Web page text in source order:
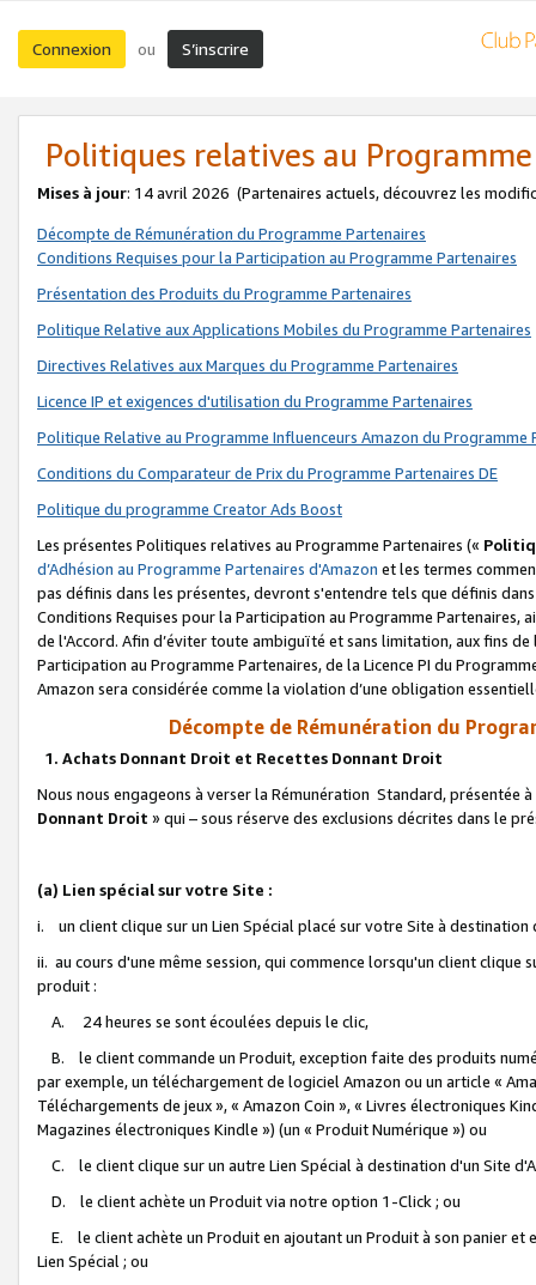
Connexion ou S’inscrire
Politiques relatives au
Mises à jour: 14 avril 2026 (Partenaires actuels, découvrez les
Décompte de Rémunération du Programme Partenaires
Conditions Requises pour la Participation au Programme Partenaires
Présentation des Produits du Programme Partenaires
Politique Relative aux Applications Mobiles du Programme Partenaires
Directives Relatives aux Marques du Programme Partenaires
Licence IP et exigences d'utilisation du Programme Partenaires
Politique Relative au Programme Influenceurs Amazon du Programme
Conditions du Comparateur de Prix du Programme Partenaires DE
Politique du programme Creator Ads Boost
Les présentes Politiques relatives au Programme Partenaires («
d’Adhésion au Programme Partenaires d'Amazon et les termes
pas définis dans les présentes, devront s'entendre tels que définis
Conditions Requises pour la Participation au Programme Partenaires,
de l'Accord. Afin d’éviter toute ambiguïté et sans limitation, aux fins
Participation au Programme Partenaires, de la Licence PI du
Amazon sera considérée comme la violation d’une obligation
Décompte de Rémunération du
1. Achats Donnant Droit et Recettes Donnant Droit
Nous nous engageons à verser la Rémunération Standard, présentée
Donnant Droit » qui – sous réserve des exclusions décrites dans le
(a) Lien spécial sur votre Site :
i. un client clique sur un Lien Spécial placé sur votre Site à destination
ii. au cours d'une même session, qui commence lorsqu'un client
produit :
A. 24 heures se sont écoulées depuis le clic,
B. le client commande un Produit, exception faite des produits
par exemple, un téléchargement de logiciel Amazon ou un article «
Téléchargements de jeux », « Amazon Coin », « Livres électroniques
Magazines électroniques Kindle ») (un « Produit Numérique ») ou
C. le client clique sur un autre Lien Spécial à destination d'un Site
D. le client achète un Produit via notre option 1-Click ; ou
E. le client achète un Produit en ajoutant un Produit à son panier et
Lien Spécial ; ou